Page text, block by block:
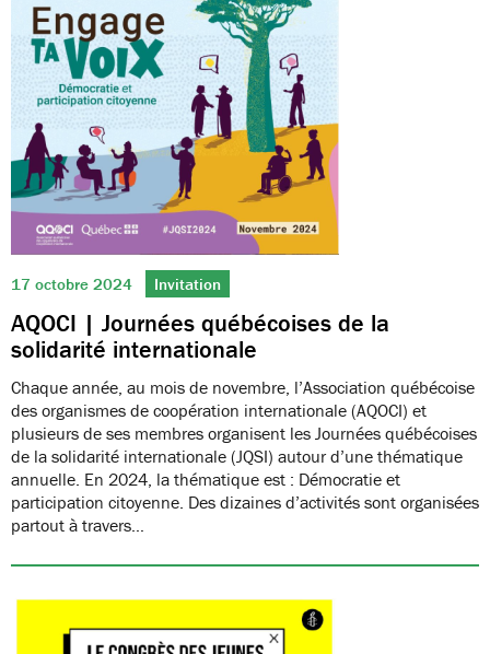
17 octobre 2024 Invitation
AQOCI | Journées québécoises de la
solidarité internationale
Chaque année, au mois de novembre, l’Association québécoise
des organismes de coopération internationale (AQOCI) et
plusieurs de ses membres organisent les Journées québécoises
de la solidarité internationale (JQSI) autour d’une thématique
annuelle. En 2024, la thématique est : Démocratie et
participation citoyenne. Des dizaines d’activités sont organisées
partout à travers…